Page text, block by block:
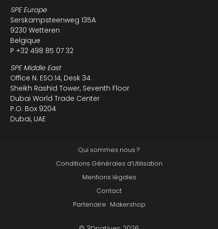
SPE Europe
Serskampsteenweg 135A
9230 Wetteren
Belgique
P +32 498 85 07 32
SPE Middle East
Office N. ESO:14, Desk 34
Sheikh Rashid Tower, Seventh Floor
Dubai World Trade Center
P.O. Box 9204
Dubai, UAE
Qui sommes nous ?
Conditions Générales d’Utilisation
Mentions légales
Contact
Partenaire : Makershop